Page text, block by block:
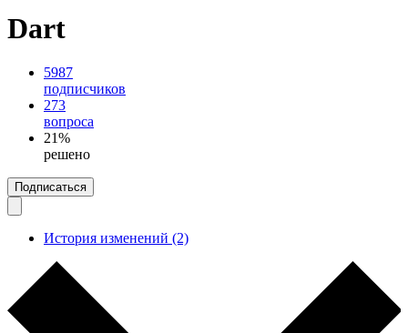
Dart
5987
подписчиков
273
вопроса
21%
решено
Подписаться
История изменений (2)